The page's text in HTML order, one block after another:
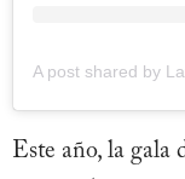
Este año, la gala